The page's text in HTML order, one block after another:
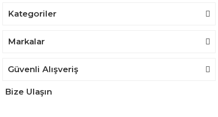
Kategoriler
Markalar
Güvenli Alışveriş
Bize Ulaşın